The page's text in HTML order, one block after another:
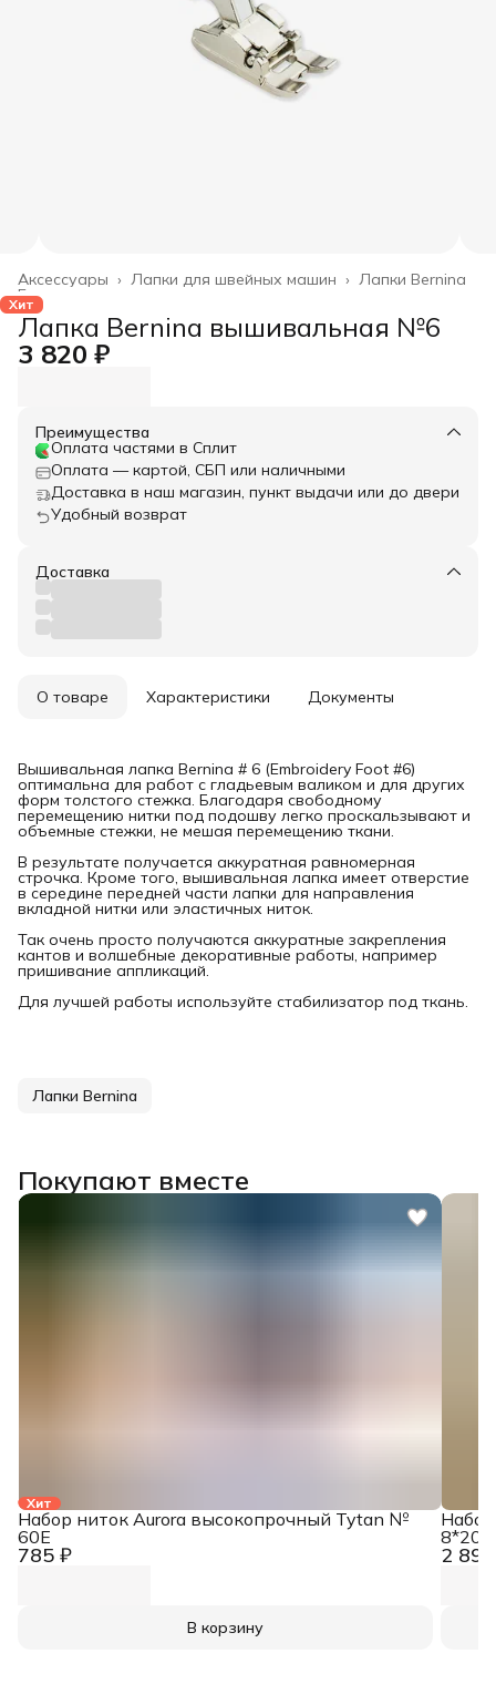
Лапки Bernina
Лапки для швейных машин ›
Аксессуары ›
Главная
Хит
Лапка Bernina вышивальная №6
3 820 ₽
Преимущества
Оплата частями в Сплит
Оплата — картой, СБП или наличными
Доставка в наш магазин, пункт выдачи или до двери
Удобный возврат
Доставка
О товаре Характеристики Документы
Вышивальная лапка Bernina # 6 (Embroidery Foot #6)
оптимальна для работ с гладьевым валиком и для других
форм толстого стежка. Благодаря свободному
перемещению нитки под подошву легко проскальзывают и
объемные стежки, не мешая перемещению ткани.
В результате получается аккуратная равномерная
строчка. Кроме того, вышивальная лапка имеет отверстие
в середине передней части лапки для направления
вкладной нитки или эластичных ниток.
Так очень просто получаются аккуратные закрепления
кантов и волшебные декоративные работы, например
пришивание аппликаций.
Для лучшей работы используйте стабилизатор под ткань.
Лапки Bernina
Покупают вместе
Хит
785 ₽
Набор ниток Aurora высокопрочный Tytan №
60E
В корзину
2